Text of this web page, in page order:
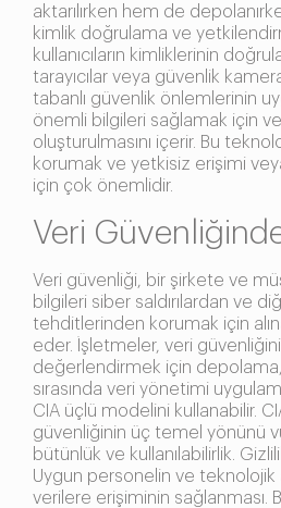
aktarılırken hem de
kimlik doğrulama ve
kullanıcıların kimliklerinin
tarayıcılar veya güvenlik
tabanlı güvenlik önlemlerinin
önemli bilgileri sağlamak için
oluşturulmasını içerir. Bu
korumak ve yetkisiz erişimi veya
için çok önemlidir.
Veri
Veri güvenliği, bir şirkete ve
bilgileri siber saldırılardan ve
tehditlerinden korumak için
eder. İşletmeler, veri
değerlendirmek için
sırasında veri yönetimi
CIA üçlü modelini kullanabilir.
güvenliğinin üç temel yönünü
bütünlük ve kullanılabilirlik.
Uygun personelin ve teknolojik
verilere erişiminin sağlanması.